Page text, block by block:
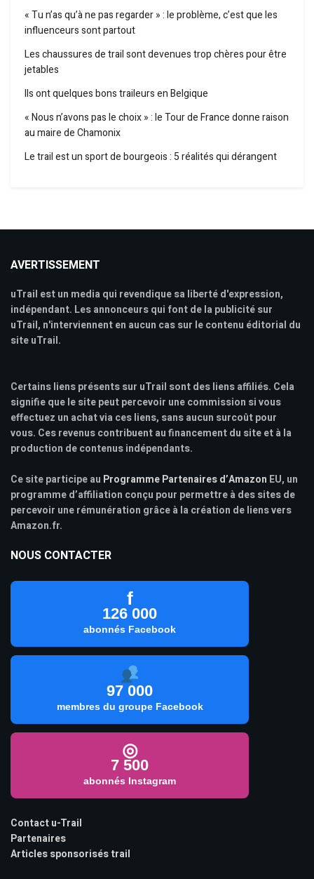
« Tu n’as qu’à ne pas regarder » : le problème, c’est que les
influenceurs sont partout
Les chaussures de trail sont devenues trop chères pour être
jetables
Ils ont quelques bons traileurs en Belgique
« Nous n’avons pas le choix » : le Tour de France donne raison
au maire de Chamonix
Le trail est un sport de bourgeois : 5 réalités qui dérangent
AVERTISSEMENT
uTrail est un media qui revendique sa liberté d'expression,
indépendant. Les annonceurs qui font de la publicité sur
uTrail, n'interviennent en aucun cas sur le contenu éditorial du
site uTrail.
Certains liens présents sur uTrail sont des liens affiliés. Cela
signifie que le site peut percevoir une commission si vous
effectuez un achat via ces liens, sans aucun surcoût pour
vous. Ces revenus contribuent au financement du site et à la
production de contenus indépendants.
Ce site participe au Programme Partenaires d’Amazon EU, un
programme d’affiliation conçu pour permettre à des sites de
percevoir une rémunération grâce à la création de liens vers
Amazon.fr.
NOUS CONTACTER
f
126 000
abonnés Facebook
97 000
membres du groupe Facebook
◎
7 500
abonnés Instagram
Contact u-Trail
Partenaires
Articles sponsorisés trail